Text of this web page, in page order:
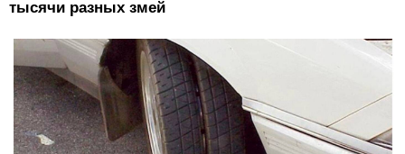
тысячи разных змей